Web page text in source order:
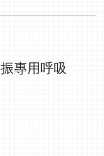
專用呼吸